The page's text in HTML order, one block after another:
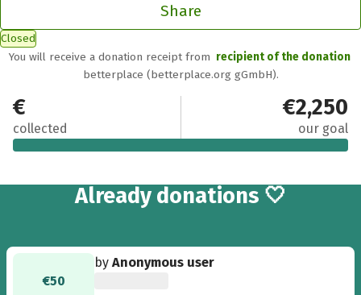
Share
Closed
You will receive a donation receipt from recipient of the donation
betterplace (betterplace.org gGmbH).
€3,160
collected
€2,250
our goal
Already 44
donations 🤍
€50
byAnonymous user